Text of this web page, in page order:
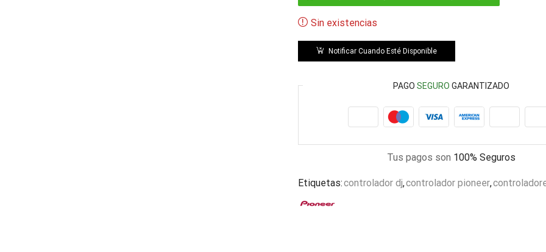
Sin existencias
Notificar Cuando Esté Disponible
PAGOSEGURO GARANTIZADO
Tus pagos son 100% Seguros
Etiquetas:controlador dj,controlador pioneer,